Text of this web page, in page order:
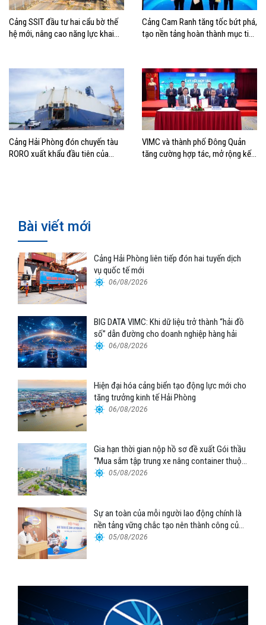
Cảng SSIT đầu tư hai cẩu bờ thế
hệ mới, nâng cao năng lực khai
Cảng Cam Ranh tăng tốc bứt phá,
tạo nền tảng hoàn thành mục tiêu
Cảng Hải Phòng đón chuyến tàu
RORO xuất khẩu đầu tiên của
VIMC và thành phố Đông Quản
tăng cường hợp tác, mở rộng kết
Bài viết mới
Cảng Hải Phòng liên tiếp đón hai tuyến dịch
vụ quốc tế mới
06/08/2026
BIG DATA VIMC: Khi dữ liệu trở thành “hải đồ
số” dẫn đường cho doanh nghiệp hàng hải
06/08/2026
Hiện đại hóa cảng biển tạo động lực mới cho
tăng trưởng kinh tế Hải Phòng
06/08/2026
Gia hạn thời gian nộp hồ sơ đề xuất Gói thầu
“Mua sắm tập trung xe nâng container thuộc
Tổng công ty Hàng hải Việt Nam – CTCP”
05/08/2026
Sự an toàn của mỗi người lao động chính là
nền tảng vững chắc tạo nên thành công của
Cảng Đà Nẵng
05/08/2026